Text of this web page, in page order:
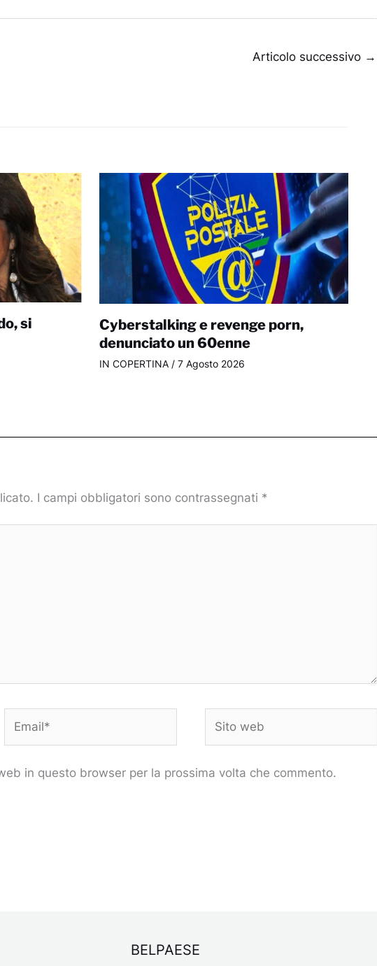
Articolo successivo →
si
Cyberstalking e revenge porn,
denunciato un 60enne
IN COPERTINA / 7 Agosto 2026
I campi obbligatori sono contrassegnati *
web
in questo browser per la prossima volta che commento.
BELPAESE